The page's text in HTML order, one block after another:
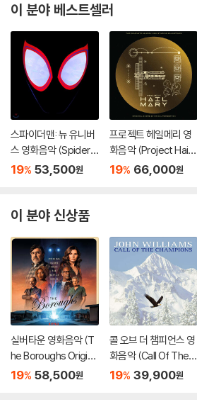
이 분야 베스트셀러
스파이더맨: 뉴 유니버
스 영화음악 (Spider-
Man: Into The Spide
19% 53,500원
프로젝트 헤일메리 영
화음악 (Project Hail
Mary - Original Soun
19% 66,000원
이 분야 신상품
실버타운 영화음악 (T
he Boroughs Origina
l Score From the Ne
19% 58,500원
콜 오브 더 챔피언스 영
화음악 (Call Of The C
hampions OST) [옥
19% 39,900원